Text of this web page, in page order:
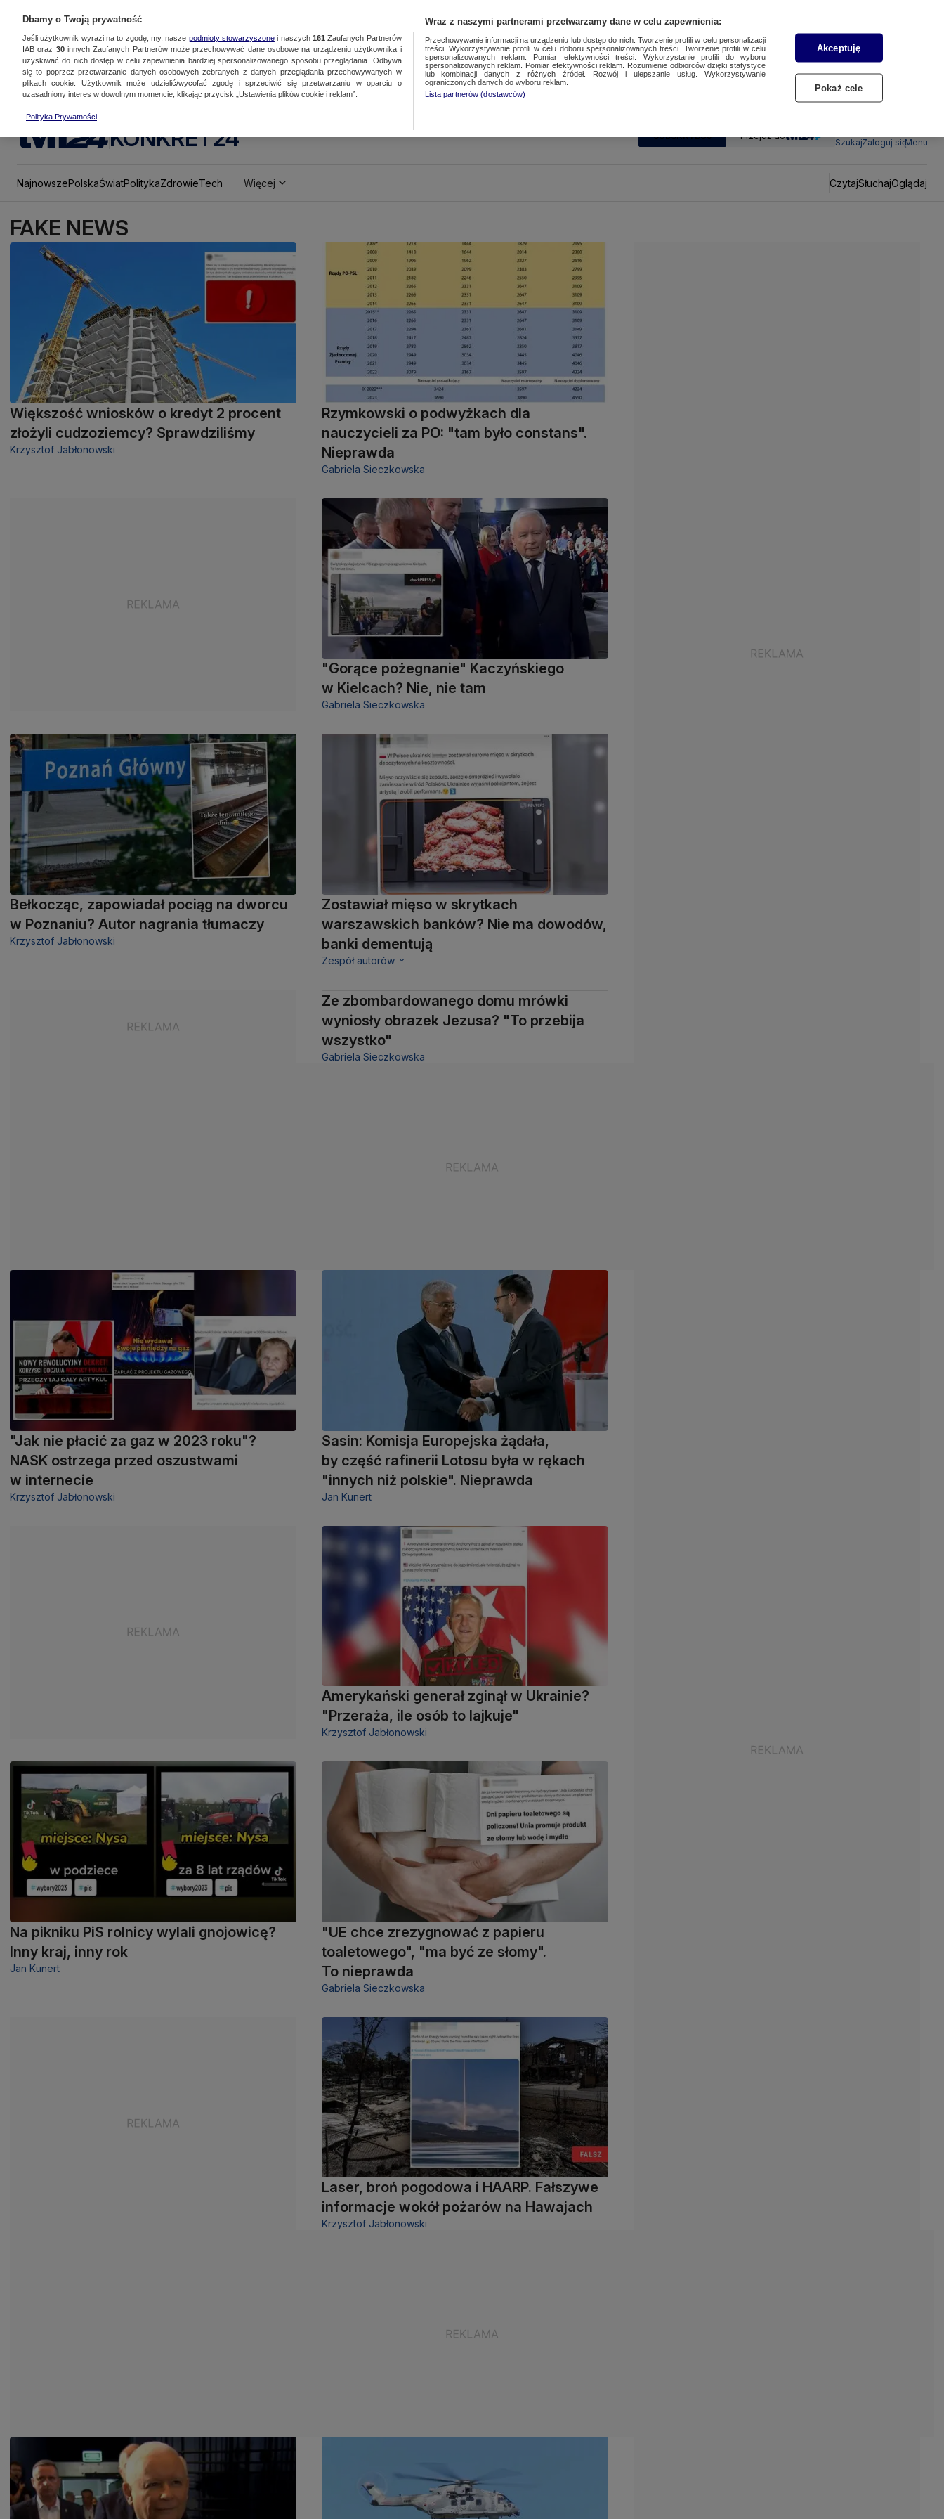
KONKRET24 SUBSKRYBUJ Przejdź do
SzukajZaloguj sięMenu
NajnowszePolskaŚwiatPolitykaZdrowieTech Więcej CzytajSłuchajOglądaj
FAKE NEWS
Większość wniosków o kredyt 2 procent
złożyli cudzoziemcy? Sprawdziliśmy
Krzysztof Jabłonowski
Rzymkowski o podwyżkach dla
nauczycieli za PO: "tam było constans".
Nieprawda
Gabriela Sieczkowska
"Gorące pożegnanie" Kaczyńskiego
w Kielcach? Nie, nie tam
Gabriela Sieczkowska
Bełkocząc, zapowiadał pociąg na dworcu
w Poznaniu? Autor nagrania tłumaczy
Krzysztof Jabłonowski
Zostawiał mięso w skrytkach
warszawskich banków? Nie ma dowodów,
banki dementują
Zespół autorów
Ze zbombardowanego domu mrówki
wyniosły obrazek Jezusa? "To przebija
wszystko"
Gabriela Sieczkowska
"Jak nie płacić za gaz w 2023 roku"?
NASK ostrzega przed oszustwami
w internecie
Krzysztof Jabłonowski
Sasin: Komisja Europejska żądała,
by część rafinerii Lotosu była w rękach
"innych niż polskie". Nieprawda
Jan Kunert
Amerykański generał zginął w Ukrainie?
"Przeraża, ile osób to lajkuje"
Krzysztof Jabłonowski
Na pikniku PiS rolnicy wylali gnojowicę?
Inny kraj, inny rok
Jan Kunert
"UE chce zrezygnować z papieru
toaletowego", "ma być ze słomy".
To nieprawda
Gabriela Sieczkowska
Laser, broń pogodowa i HAARP. Fałszywe
informacje wokół pożarów na Hawajach
Krzysztof Jabłonowski
Dbamy o Twoją prywatność
Jeśli użytkownik wyrazi na to zgodę, my, nasze podmioty stowarzyszonei naszych 161 Zaufanych Partnerów
IAB oraz 30innych Zaufanych Partnerów może przechowywać dane osobowe na urządzeniu użytkownika i
uzyskiwać do nich dostęp w celu zapewnienia bardziej spersonalizowanego sposobu przeglądania. Odbywa
się to poprzez przetwarzanie danych osobowych zebranych z danych przeglądania przechowywanych w
plikach cookie. Użytkownik może udzielić/wycofać zgodę i sprzeciwić się przetwarzaniu w oparciu o
uzasadniony interes w dowolnym momencie, klikając przycisk „Ustawienia plików cookie i reklam”.
Polityka Prywatności
Wraz z naszymi partnerami przetwarzamy dane w celu zapewnienia:
Przechowywanie informacji na urządzeniu lub dostęp do nich. Tworzenie profili w celu personalizacji
treści. Wykorzystywanie profili w celu doboru spersonalizowanych treści. Tworzenie profili w celu
spersonalizowanych reklam. Pomiar efektywności treści. Wykorzystanie profili do wyboru
spersonalizowanych reklam. Pomiar efektywności reklam. Rozumienie odbiorców dzięki statystyce
lub kombinacji danych z różnych źródeł. Rozwój i ulepszanie usług. Wykorzystywanie
ograniczonych danych do wyboru reklam.
Lista partnerów (dostawców)
Akceptuję
Pokaż cele